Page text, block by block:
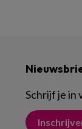
Schrijf je in